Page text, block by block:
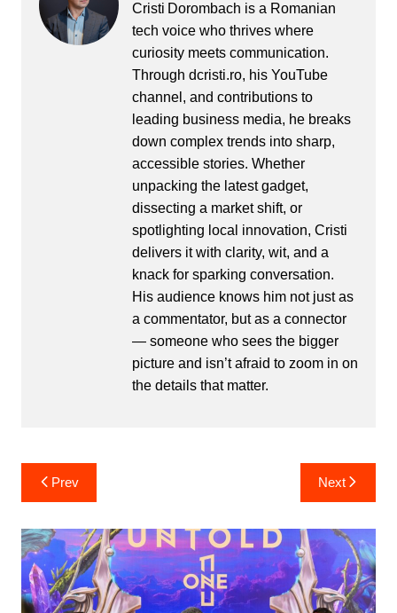
Cristi Dorombach is a Romanian
tech voice who thrives where
curiosity meets communication.
Through dcristi.ro, his YouTube
channel, and contributions to
leading business media, he breaks
down complex trends into sharp,
accessible stories. Whether
unpacking the latest gadget,
dissecting a market shift, or
spotlighting local innovation, Cristi
delivers it with clarity, wit, and a
knack for sparking conversation.
His audience knows him not just as
a commentator, but as a connector
— someone who sees the bigger
picture and isn’t afraid to zoom in on
the details that matter.
Post
navigation
Prev Next